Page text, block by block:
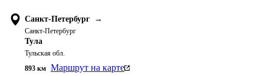
Санкт-Петербург →
Санкт-Петербург
Тула
Тульская обл.
893 км Маршрут на карте